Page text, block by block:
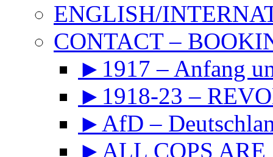
ENGLISH/
CONTACT –
►1917 – Anfang
►1918-23 –
►AfD –
►ALL COPS ARE